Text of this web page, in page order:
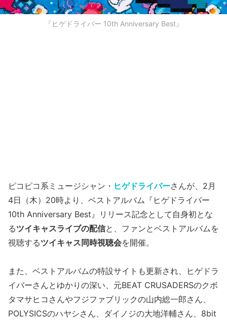
『ヒゲドライバー 10th Anniversary Best』
ピコピコ系ミュージシャン・ ヒゲドライバーさんが、2月
4日（木）20時より、ベストアルバム『ヒゲドライバー
10th Anniversary Best』リリース記念として自身初とな
るツイキャスライブの配信と、ファンとベストアルバムを
視聴するツイキャス同時視聴会を開催。
また、ベストアルバムの特設サイトも更新され、ヒゲドラ
イバーさんとゆかりの深い、元BEAT CRUSADERSのクボ
タマサヒコさんやフジファブリックの山内総一郎さん、
POLYSICSのハヤシさん、ダイノジの大地洋輔さん、8bit